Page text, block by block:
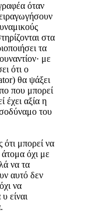
όταν
στα
τα
με
ότι ο
θα ψάξει
που μπορεί
έχει αξία η
του
ότι μπορεί να
όχι με
να τα
αυτό δεν
να
είναι